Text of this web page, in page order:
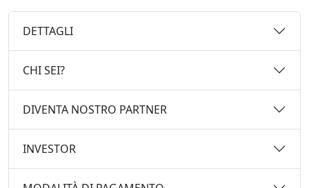
DETTAGLI
CHI SEI?
DIVENTA NOSTRO PARTNER
INVESTOR